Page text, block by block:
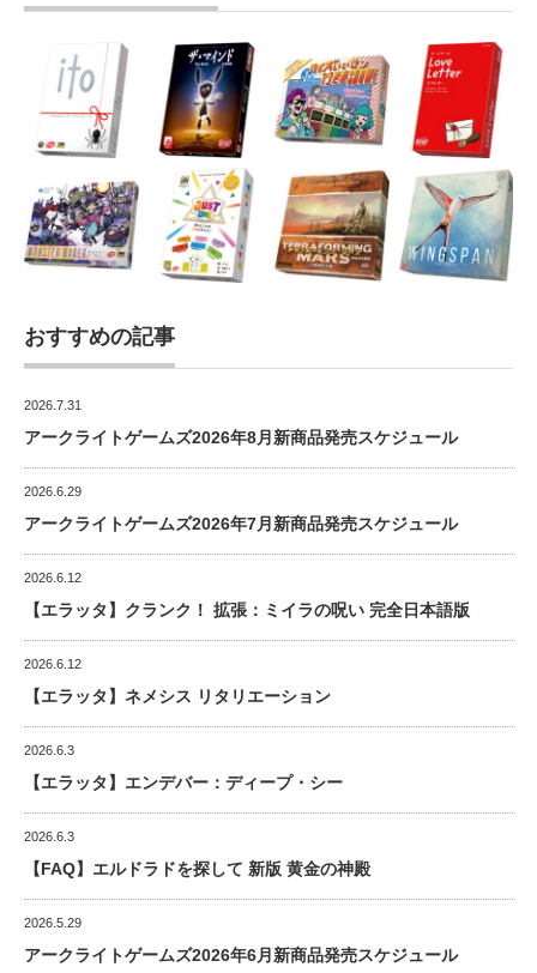
おすすめの記事
2026.7.31
アークライトゲームズ2026年8月新商品発売スケジュール
2026.6.29
アークライトゲームズ2026年7月新商品発売スケジュール
2026.6.12
【エラッタ】クランク！ 拡張：ミイラの呪い 完全日本語版
2026.6.12
【エラッタ】ネメシス リタリエーション
2026.6.3
【エラッタ】エンデバー：ディープ・シー
2026.6.3
【FAQ】エルドラドを探して 新版 黄金の神殿
2026.5.29
アークライトゲームズ2026年6月新商品発売スケジュール